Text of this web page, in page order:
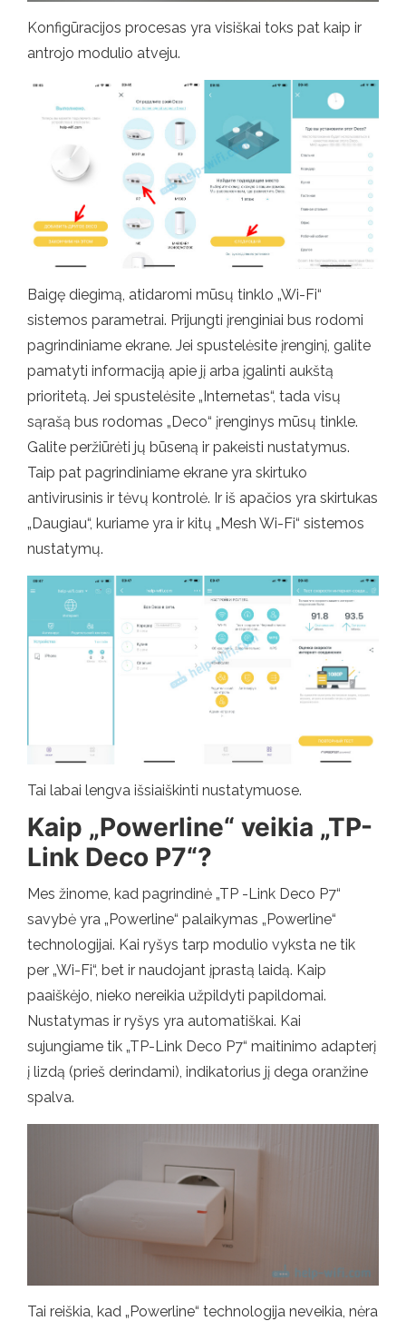
Konfigūracijos procesas yra visiškai toks pat kaip ir
antrojo modulio atveju.
Baigę diegimą, atidaromi mūsų tinklo „Wi-Fi“
sistemos parametrai. Prijungti įrenginiai bus rodomi
pagrindiniame ekrane. Jei spustelėsite įrenginį, galite
pamatyti informaciją apie jį arba įgalinti aukštą
prioritetą. Jei spustelėsite „Internetas“, tada visų
sąrašą bus rodomas „Deco“ įrenginys mūsų tinkle.
Galite peržiūrėti jų būseną ir pakeisti nustatymus.
Taip pat pagrindiniame ekrane yra skirtuko
antivirusinis ir tėvų kontrolė. Ir iš apačios yra skirtukas
„Daugiau“, kuriame yra ir kitų „Mesh Wi-Fi“ sistemos
nustatymų.
Tai labai lengva išsiaiškinti nustatymuose.
Kaip „Powerline“ veikia „TP-
Link Deco P7“?
Mes žinome, kad pagrindinė „TP -Link Deco P7“
savybė yra „Powerline“ palaikymas „Powerline“
technologijai. Kai ryšys tarp modulio vyksta ne tik
per „Wi-Fi“, bet ir naudojant įprastą laidą. Kaip
paaiškėjo, nieko nereikia užpildyti papildomai.
Nustatymas ir ryšys yra automatiškai. Kai
sujungiame tik „TP-Link Deco P7“ maitinimo adapterį
į lizdą (prieš derindami), indikatorius jį dega oranžine
spalva.
Tai reiškia, kad „Powerline“ technologija neveikia, nėra